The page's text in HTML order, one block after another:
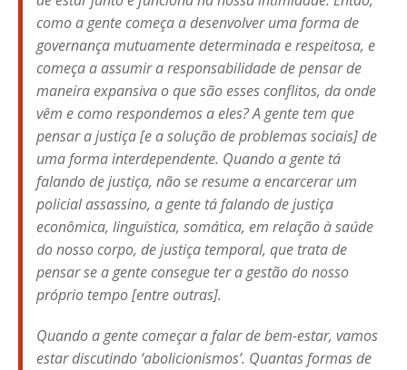
como a gente começa a desenvolver uma forma de
governança mutuamente determinada e respeitosa, e
começa a assumir a responsabilidade de pensar de
maneira expansiva o que são esses conflitos, da onde
vêm e como respondemos a eles? A gente tem que
pensar a justiça [e a solução de problemas sociais] de
uma forma interdependente. Quando a gente tá
falando de justiça, não se resume a encarcerar um
policial assassino, a gente tá falando de justiça
econômica, linguística, somática, em relação à saúde
do nosso corpo, de justiça temporal, que trata de
pensar se a gente consegue ter a gestão do nosso
próprio tempo [entre outras].
Quando a gente começar a falar de bem-estar, vamos
estar discutindo ‘abolicionismos’. Quantas formas de